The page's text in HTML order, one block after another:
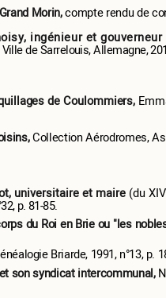
Morin,compte rendu de
ingénieur et
de Sarrelouis, Allemagne,
de Coulommiers,
Collection Aérodromes,
universitaire et maire (du XIV
p. 81-85.
du Roi en Brie ou "les
Briarde, 1991, n°13, p.
son syndicat intercommunal,